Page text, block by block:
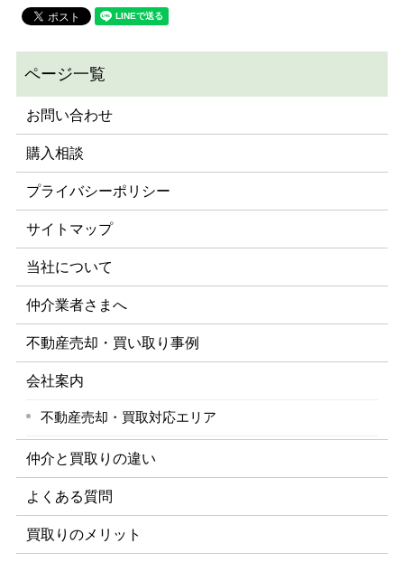
お問い合わせ
購入相談
プライバシーポリシー
サイトマップ
当社について
仲介業者さまへ
不動産売却・買い取り事例
会社案内
不動産売却・買取対応エリア
仲介と買取りの違い
よくある質問
買取りのメリット